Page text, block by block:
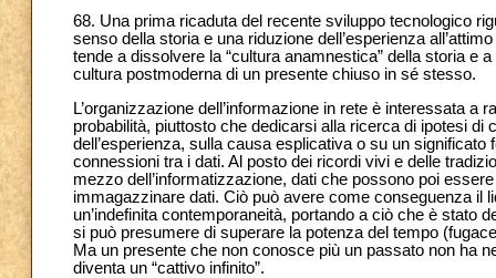
68. Una prima ricaduta del recente sviluppo tecnologico
senso della storia e una riduzione dell’esperienza
tende a dissolvere la “cultura anamnestica” della storia e
cultura postmoderna di un presente chiuso in sé stesso.
L’organizzazione dell’informazione in rete è interessata
probabilità, piuttosto che dedicarsi alla ricerca di ipotesi
dell’esperienza, sulla causa esplicativa o su un
connessioni tra i dati. Al posto dei ricordi vivi e delle
mezzo dell’informatizzazione, dati che possono poi
immagazzinare dati. Ciò può avere come conseguenza il
un’indefinita contemporaneità, portando a ciò che è stato
si può presumere di superare la potenza del tempo
Ma un presente che non conosce più un passato non ha
diventa un “cattivo infinito”.